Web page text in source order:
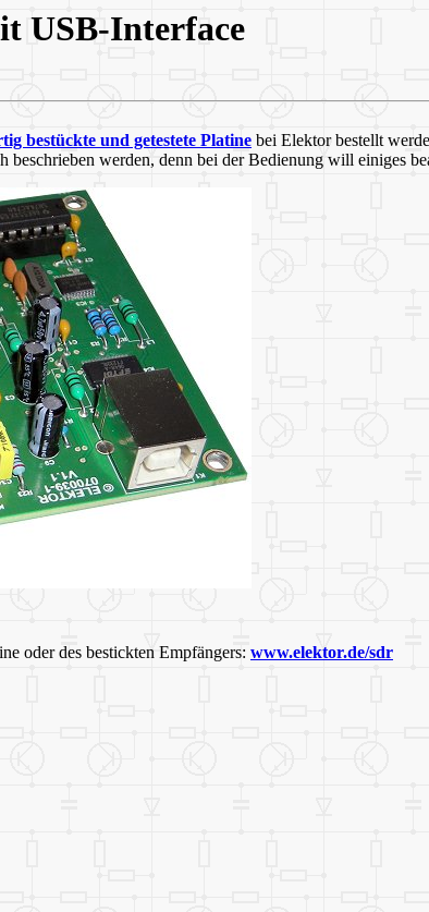
USB-Interface
bestückte und getestete Platine bei Elektor bestellt
werden, denn bei der Bedienung will einiges
oder des bestickten Empfängers: www.elektor.de/sdr